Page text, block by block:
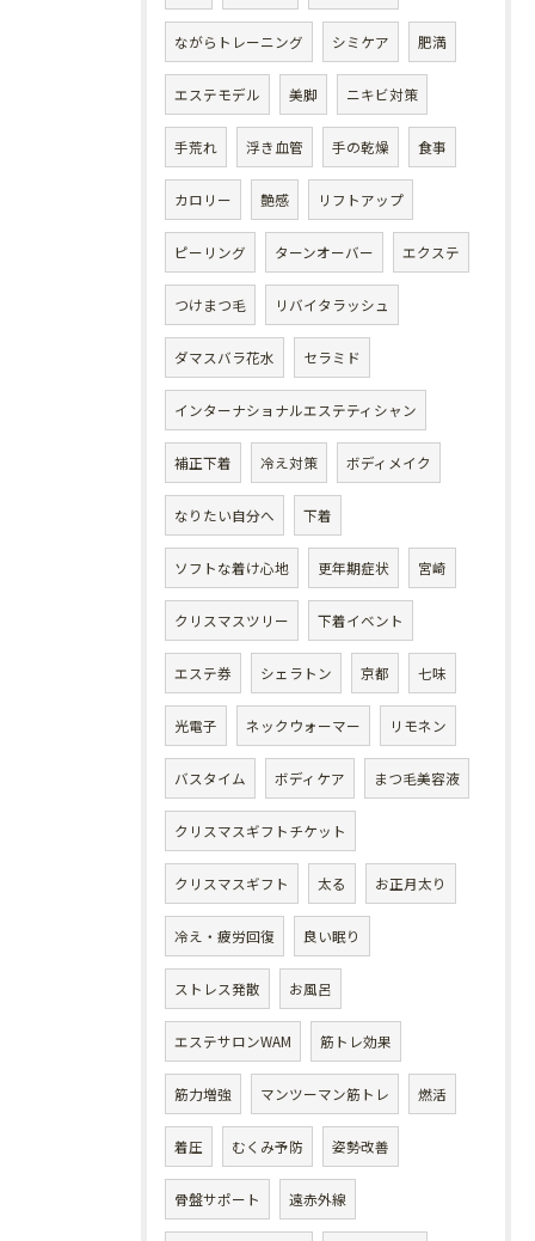
ながらトレーニング シミケア 肥満
エステモデル 美脚 ニキビ対策
手荒れ 浮き血管 手の乾燥 食事
カロリー 艶感 リフトアップ
ピーリング ターンオーバー エクステ
つけまつ毛 リバイタラッシュ
ダマスバラ花水 セラミド
インターナショナルエステティシャン
補正下着 冷え対策 ボディメイク
なりたい自分へ 下着
ソフトな着け心地 更年期症状 宮崎
クリスマスツリー 下着イベント
エステ券 シェラトン 京都 七味
光電子 ネックウォーマー リモネン
バスタイム ボディケア まつ毛美容液
クリスマスギフトチケット
クリスマスギフト 太る お正月太り
冷え・疲労回復 良い眠り
ストレス発散 お風呂
エステサロンWAM 筋トレ効果
筋力増強 マンツーマン筋トレ 燃活
着圧 むくみ予防 姿勢改善
骨盤サポート 遠赤外線